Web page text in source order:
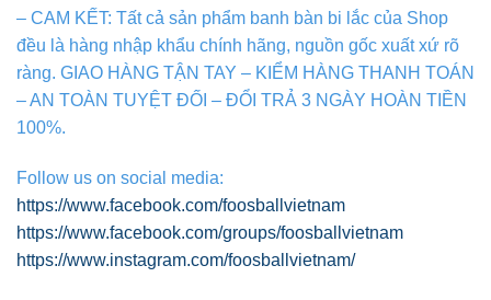
– CAM KẾT: Tất cả sản phẩm banh bàn bi lắc của Shop
đều là hàng nhập khẩu chính hãng, nguồn gốc xuất xứ rõ
ràng. GIAO HÀNG TẬN TAY – KIỂM HÀNG THANH TOÁN
– AN TOÀN TUYỆT ĐỐI – ĐỔI TRẢ 3 NGÀY HOÀN TIỀN
100%.
Follow us on social media:
https://www.facebook.com/foosballvietnam
https://www.facebook.com/groups/foosballvietnam
https://www.instagram.com/foosballvietnam/